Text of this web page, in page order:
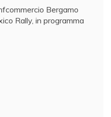
Bergamo
Rally, in programma